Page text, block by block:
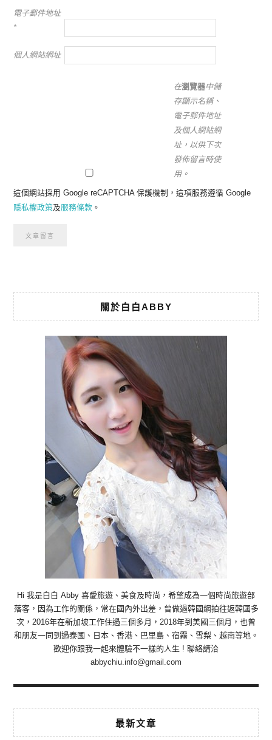
電子郵件地址
*
個人網站網址
在瀏覽器中儲
存顯示名稱、
電子郵件地址
及個人網站網
址，以供下次
發佈留言時使
用。
這個網站採用 Google reCAPTCHA 保護機制，這項服務遵循 Google
隱私權政策及服務條款 。
關於白白ABBY
Hi 我是白白 Abby 喜愛旅遊、美食及時尚，希望成為一個時尚旅遊部
落客，因為工作的關係，常在國內外出差，曾做過韓國網拍往返韓國多
次，2016年在新加坡工作住過三個多月，2018年到美國三個月，也曾
和朋友一同到過泰國、日本、香港、巴里島、宿霧、雪梨、越南等地。
歡迎你跟我一起來體驗不一樣的人生 ! 聯絡請洽
abbychiu.info@gmail.com
最新文章